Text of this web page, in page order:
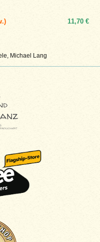
Michael Lang
11,70 €